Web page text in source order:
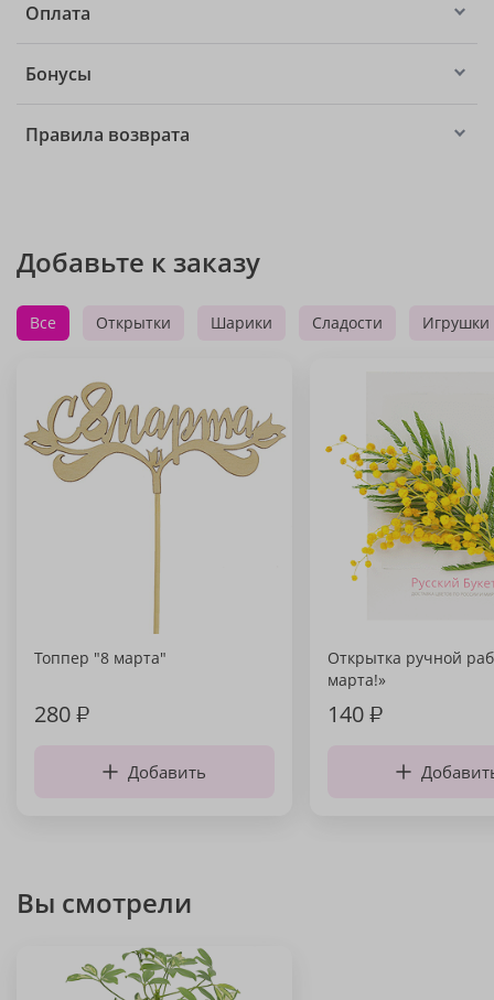
Оплата
Бонусы
Правила возврата
Добавьте к заказу
Все Открытки Шарики Сладости Игрушки
Топпер "8 марта"
280₽
Добавить
Открытка ручной
марта!»
140₽
Вы смотрели